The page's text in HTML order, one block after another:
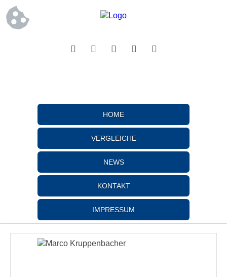
HOME
VERGLEICHE
NEWS
KONTAKT
IMPRESSUM